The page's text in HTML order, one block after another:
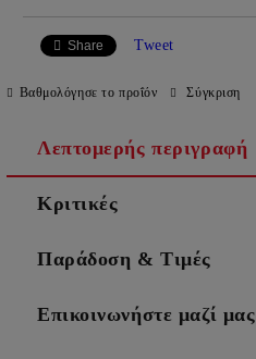
Share Tweet
Βαθμολόγησε το προΐόν Σύγκριση
Λεπτομερής περιγραφή
Κριτικές
Παράδοση & Τιμές
Επικοινωνήστε μαζί μας